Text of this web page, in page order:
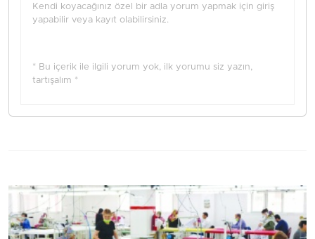
Kendi koyacağınız özel bir adla yorum yapmak için giriş
yapabilir veya kayıt olabilirsiniz.
* Bu içerik ile ilgili yorum yok, ilk yorumu siz yazın,
tartışalım *